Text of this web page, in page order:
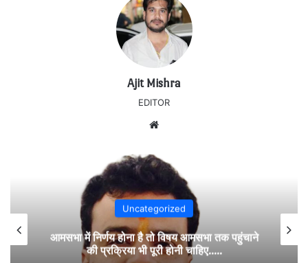
Ajit Mishra
EDITOR
Uncategorized
आमसभा में निर्णय होना है तो विषय आमसभा तक पहुंचाने
की प्रक्रिया भी पूरी होनी चाहिए…..